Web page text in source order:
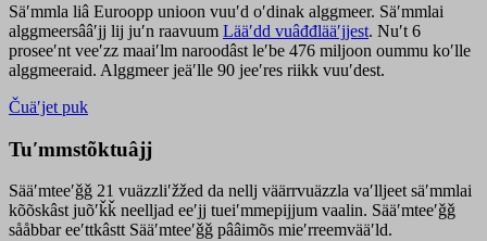
Säʹmmla liâ Euroopp unioon vuuʹd oʹdinak alggmeer. Säʹmmlai
alggmeersââʹjj lij juʹn raavuum Lääʹdd vuâđđlääʹjjest. Nuʹt 6
proseeʹnt veeʹzz maaiʹlm naroodâst leʹbe 476 miljoon oummu koʹlle
alggmeeraid. Alggmeer jeäʹlle 90 jeeʹres riikk vuuʹdest.
Čuäʹjet puk
Tuʹmmstõktuâjj
Sääʹmteeʹǧǧ 21 vuäzzliʹžžed da nellj väärrvuäzzla vaʹlljeet säʹmmlai
kõõskâst juõʹǩǩ neelljad eeʹjj tueiʹmmepijjum vaalin. Sääʹmteeʹǧǧ
sååbbar eeʹttkâstt Sääʹmteeʹǧǧ pââimõs mieʹrreemvääʹld.